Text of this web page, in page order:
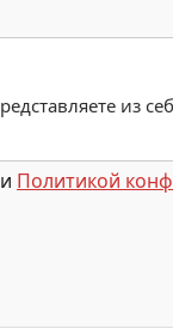
из
и Политикой